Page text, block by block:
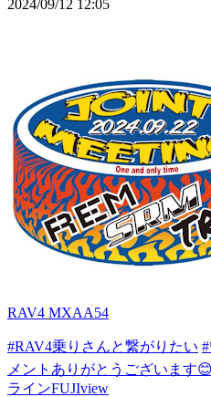
2024/09/12 12:05
RAV4 MXAA54
#RAV4乗りさんと繋がりたい
メントありがとうございます😊
ラインFUJIview